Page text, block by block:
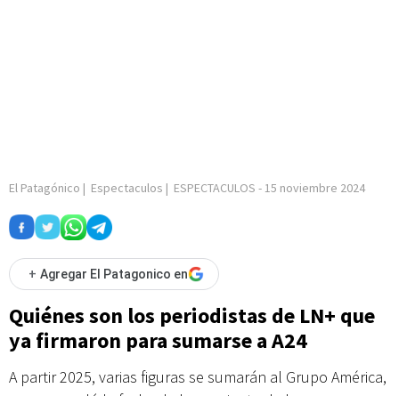
El Patagónico | Espectaculos | ESPECTACULOS - 15 noviembre 2024
+ Agregar El Patagonico en
Quiénes son los periodistas de LN+ que
ya firmaron para sumarse a A24
A partir 2025, varias figuras se sumarán al Grupo América,